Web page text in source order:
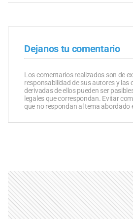
Dejanos tu comentario
Los comentarios realizados son de
responsabilidad de sus autores y las
derivadas de ellos pueden ser
legales que correspondan. Evitar
que no respondan al tema abordado